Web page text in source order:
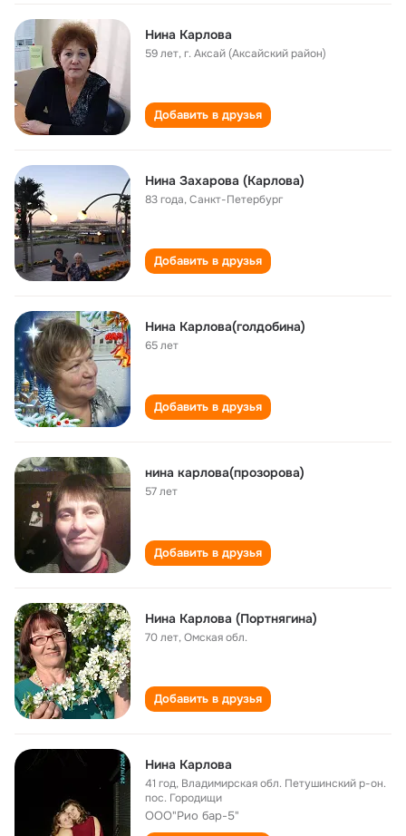
Нина Карлова
59 лет,г. Аксай (Аксайский район)
Добавить в друзья
Нина Захарова (Карлова)
83 года,Санкт-Петербург
Добавить в друзья
Нина Карлова(голдобина)
65 лет
Добавить в друзья
нина карлова(прозорова)
57 лет
Добавить в друзья
Нина Карлова (Портнягина)
70 лет,Омская обл.
Добавить в друзья
Нина Карлова
41 год, Владимирская обл. Петушинский р-он.
пос. Городищи
ООО"Рио бар-5"